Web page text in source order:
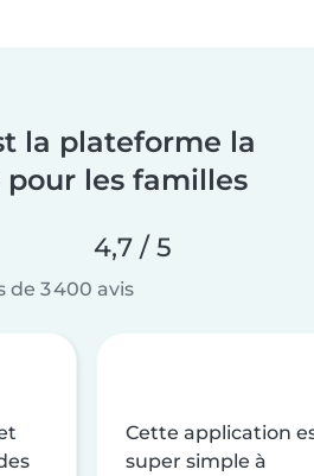
la plateforme la
les familles
4,7 / 5
de 3 400 avis
Cette application
super simple à